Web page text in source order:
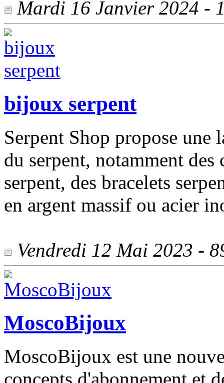
Mardi 16 Janvier 2024 -
bijoux serpent
Serpent Shop propose une
du serpent, notamment des
serpent, des bracelets
en argent massif ou acier
Vendredi 12 Mai 2023 -
MoscoBijoux
MoscoBijoux est une